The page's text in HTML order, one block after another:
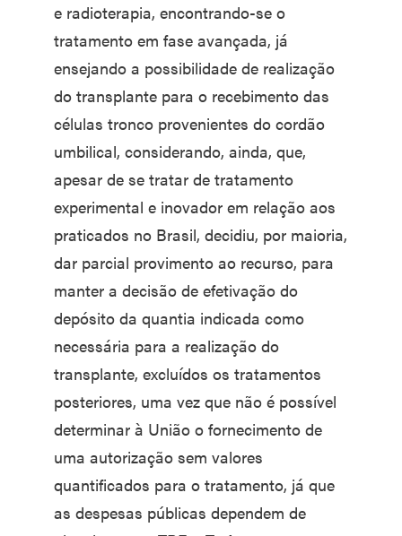
e radioterapia, encontrando-se o
tratamento em fase avançada, já
ensejando a possibilidade de realização
do transplante para o recebimento das
células tronco provenientes do cordão
umbilical, considerando, ainda, que,
apesar de se tratar de tratamento
experimental e inovador em relação aos
praticados no Brasil, decidiu, por maioria,
dar parcial provimento ao recurso, para
manter a decisão de efetivação do
depósito da quantia indicada como
necessária para a realização do
transplante, excluídos os tratamentos
posteriores, uma vez que não é possível
determinar à União o fornecimento de
uma autorização sem valores
quantificados para o tratamento, já que
as despesas públicas dependem de